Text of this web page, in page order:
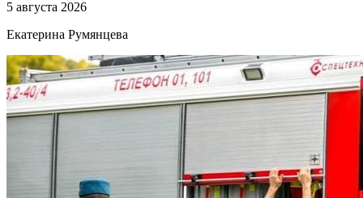
5 августа 2026
Екатерина Румянцева